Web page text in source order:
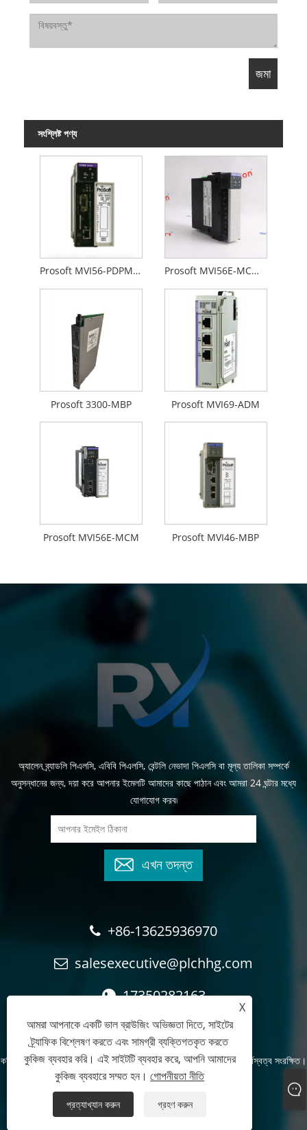
সংশ্লিষ্ট পণ্য
Prosoft MVI56-PDPMV1 Prosoft MVI56E-MCMXT
Prosoft 3300-MBP Prosoft MVI69-ADM
Prosoft MVI56E-MCM Prosoft MVI46-MBP
অ্যালেন ব্র্যাডলি পিএলসি, এবিবি পিএলসি, বেন্টলি নেভাদা পিএলসি বা মূল্য তালিকা সম্পর্কে
অনুসন্ধানের জন্য, দয়া করে আপনার ইমেলটি আমাদের কাছে পাঠান এবং আমরা 24 ঘন্টার মধ্যে
যোগাযোগ করব৷
এখন তদন্ত
+86-13625936970
salesexecutive@plchhg.com
17350282163
কপিরাইট © 2024Zhangzhou Rayon অটোমেশন প্রযুক্তি কোং, লি.
- সর্বস্বত্ব সংরক্ষিত।
Links
Sitemap RSS XML গোপনীয়তা নীতি
X
আমরা আপনাকে একটি ভাল ব্রাউজিং অভিজ্ঞতা দিতে, সাইটের
ট্র্যাফিক বিশ্লেষণ করতে এবং সামগ্রী ব্যক্তিগতকৃত করতে
কুকিজ ব্যবহার করি। এই সাইটটি ব্যবহার করে, আপনি আমাদের
কুকিজ ব্যবহারে সম্মত হন।গোপনীয়তা নীতি
প্রত্যাখ্যান করুন গ্রহণ করুন